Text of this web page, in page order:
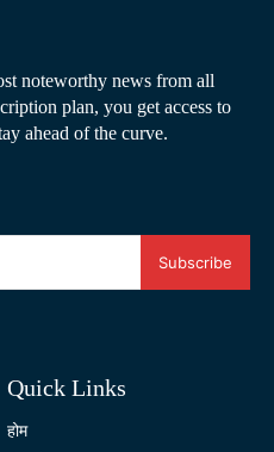
noteworthy news from all
plan, you get access to
ahead of the curve.
Subscribe
Quick Links
होम